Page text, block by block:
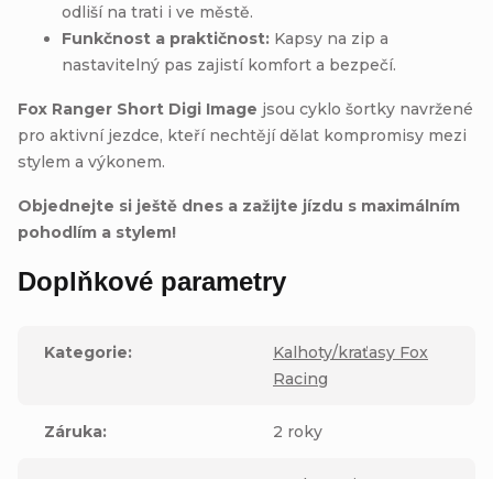
odliší na trati i ve městě.
Funkčnost a praktičnost: Kapsy na zip a
nastavitelný pas zajistí komfort a bezpečí.
Fox Ranger Short Digi Image jsou cyklo šortky navržené
pro aktivní jezdce, kteří nechtějí dělat kompromisy mezi
stylem a výkonem.
Objednejte si ještě dnes a zažijte jízdu s maximálním
pohodlím a stylem!
Doplňkové parametry
Kategorie:
Kalhoty/kraťasy Fox
Racing
Záruka: 2 roky